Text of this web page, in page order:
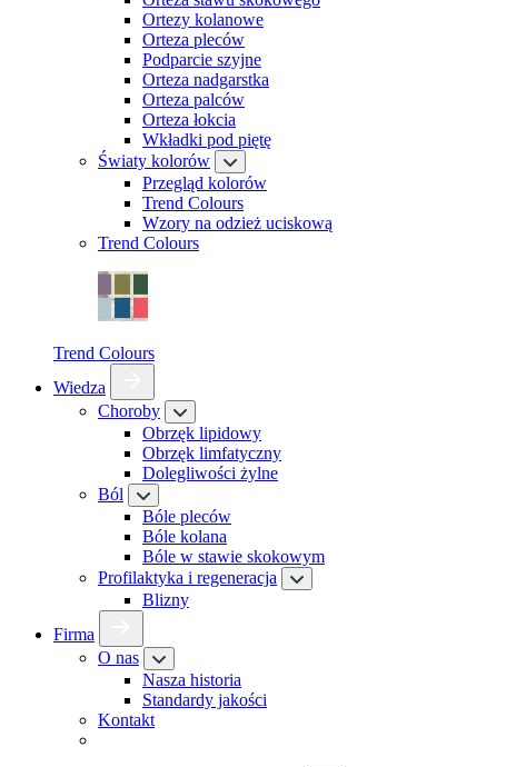
Ortezy kolanowe
Orteza pleców
Podparcie szyjne
Orteza nadgarstka
Orteza palców
Orteza łokcia
Wkładki pod piętę
Światy kolorów
Przegląd kolorów
Trend Colours
Wzory na odzież uciskową
Trend Colours
Trend Colours
Wiedza
Choroby
Obrzęk lipidowy
Obrzęk limfatyczny
Dolegliwości żylne
Ból
Bóle pleców
Bóle kolana
Bóle w stawie skokowym
Profilaktyka i regeneracja
Blizny
Firma
O nas
Nasza historia
Standardy jakości
Kontakt